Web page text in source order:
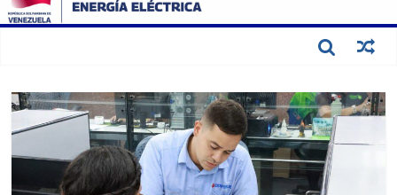
en Carabobo
Gobierno Nacional activa plan preventivo para fortalecer el SEN